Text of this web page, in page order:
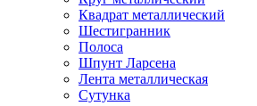
Квадрат металлический
Шестигранник
Полоса
Шпунт Ларсена
Лента металлическая
Сутунка